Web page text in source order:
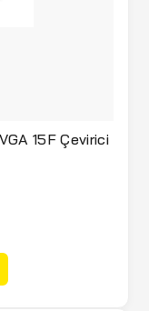
15F Çevirici